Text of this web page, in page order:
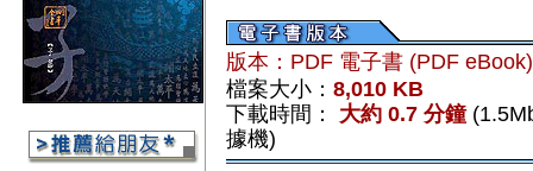
版本：PDF 電子書 (PDF
檔案大小： 8,010 KB
下載時間：
大約 0.7 分鐘
據機)